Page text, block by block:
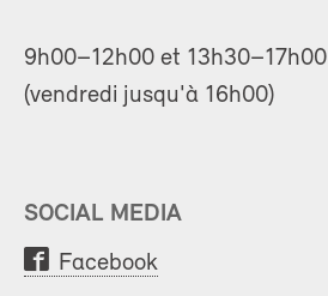
9h00–12h00 et 13h30–17h00
(vendredi jusqu'à 16h00)
SOCIAL MEDIA
Facebook